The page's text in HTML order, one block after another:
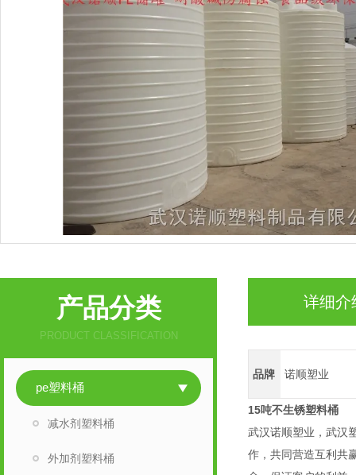
产品分类
PRODUCT CLASSIFICATION
pe塑料桶
减水剂塑料桶
外加剂塑料桶
详细介
品牌 诺顺塑业
15吨不生锈塑料桶
武汉诺顺塑业，武汉
作，共同营造互利共